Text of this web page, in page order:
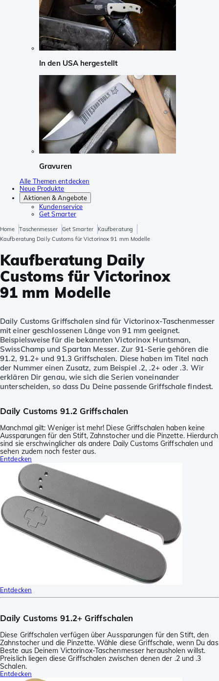
In den USA hergestellt
Gravuren
Alle Themen entdecken
Neue Produkte
Aktionen & Angebote
Kundenservice
Get Smarter
Home Taschenmesser Get Smarter
Kaufberatung
Kaufberatung Daily Customs für Victorinox 91 mm Modelle
Kaufberatung Daily
Customs für Victorinox
91 mm Modelle
Daily Customs Griffschalen sind für Victorinox-Taschenmesser
mit einer geschlossenen Länge von 91 mm geeignet.
Beispielsweise für die bekannten Victorinox Huntsman,
SwissChamp und Spartan Messer. Zur 91-Serie gehören die
91.2, 91.2+ und 91.3 Griffschalen. Diese haben im Titel nach
der Nummer einen Zusatz, zum Beispiel .2, .2+ oder .3. Wir
erklären Dir genau, wie sich die Serien voneinander
unterscheiden, so dass Du Deine passende Griffschale findest.
Daily Customs 91.2 Griffschalen
Manchmal gilt: Weniger ist mehr! Diese Griffschalen haben keine
Aussparungen für den Stift, Zahnstocher und die Pinzette. Hierdurch
sind sie erschwinglicher als andere Daily Customs Griffschalen und
sehen zudem noch fester aus.
Entdecken
Entdecken
Daily Customs 91.2+ Griffschalen
Diese Griffschalen verfügen über Aussparungen für den Stift, den
Zahnstocher und die Pinzette. Wähle diese Griffschale, wenn Du das
Beste aus Deinem Victorinox-Taschenmesser herausholen willst.
Preislich liegen diese Griffschalen zwischen denen der .2 und .3
Schalen.
Entdecken